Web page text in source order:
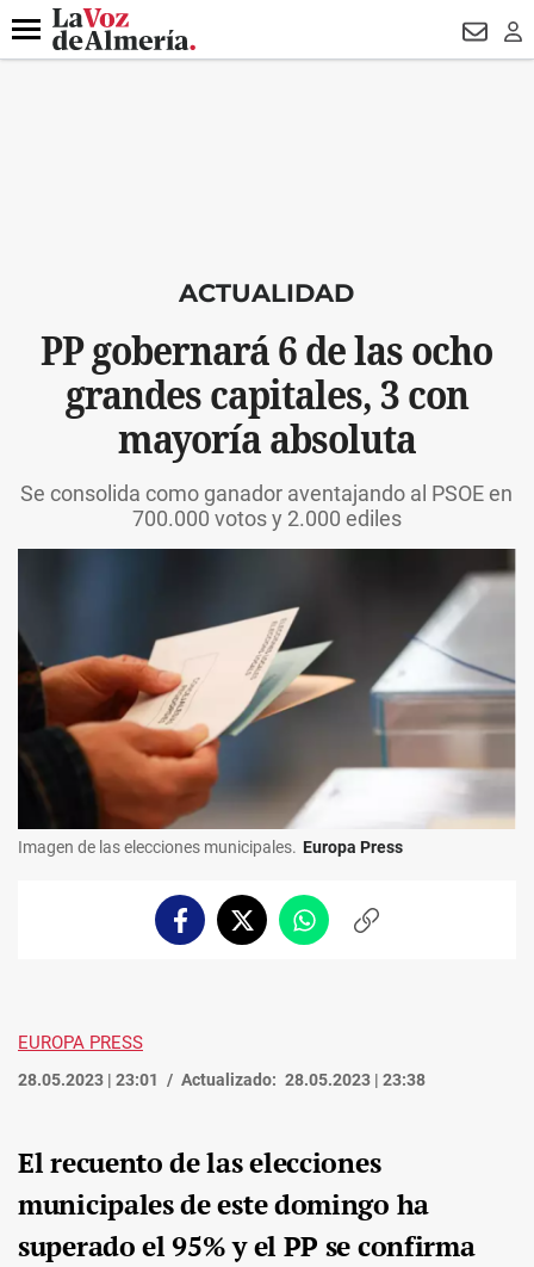
DESTACADO
Menú
ACTUALIDAD
PP gobernará 6 de las ocho
grandes capitales, 3 con
mayoría absoluta
Se consolida como ganador aventajando al PSOE en
700.000 votos y 2.000 ediles
Imagen de las elecciones municipales. Europa Press
FacebookTwitterWhatsappCopiar
EUROPA PRESS
28.05.2023 | 23:01 Actualizado: 28.05.2023 | 23:38
El recuento de las elecciones
municipales de este domingo ha
superado el 95% y el PP se confirma